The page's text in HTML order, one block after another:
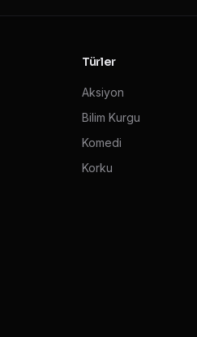
Türler
Aksiyon
Bilim Kurgu
Komedi
Korku